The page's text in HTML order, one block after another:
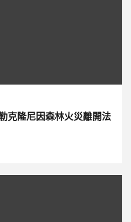
克隆尼因森林火災離開法